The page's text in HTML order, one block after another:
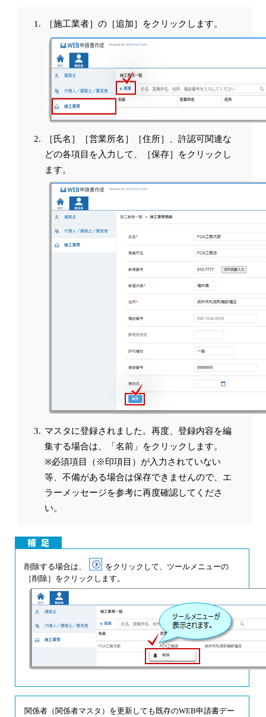
［施工業者］の［追加］をクリックします。
［氏名］［営業所名］［住所］、許認可関連な
どの各項目を入力して、［保存］をクリックし
ます。
マスタに登録されました。再度、登録内容を編
集する場合は、「名前」をクリックします。
※必須項目（※印項目）が入力されていない
等、不備がある場合は保存できませんので、エ
ラーメッセージを参考に再度確認してくださ
い。
削除する場合は、
をクリックして、ツールメニューの
［削除］をクリックします。
関係者（関係者マスタ）を更新しても既存のWEB申請書デー